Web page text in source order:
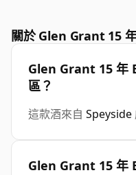
關於 Glen Grant 15
Glen Grant 15 年
區？
這款酒來自 Speyside
Glen Grant 15 年